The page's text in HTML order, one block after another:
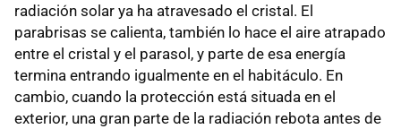
radiación solar ya ha atravesado el cristal. El
parabrisas se calienta, también lo hace el aire atrapado
entre el cristal y el parasol, y parte de esa energía
termina entrando igualmente en el habitáculo. En
cambio, cuando la protección está situada en el
exterior, una gran parte de la radiación rebota antes de